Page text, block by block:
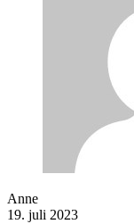
Anne
19. juli 2023